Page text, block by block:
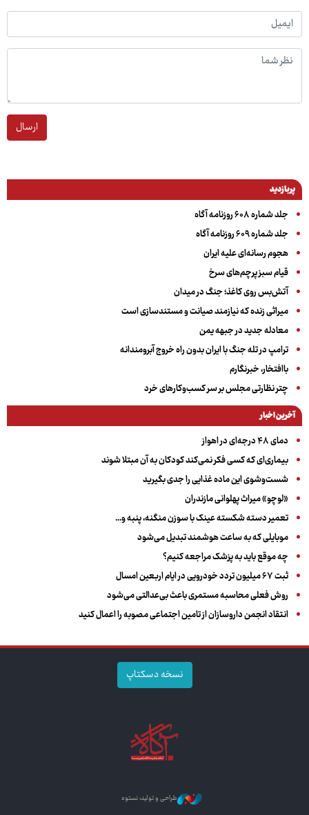
ارسال
پربازدید
جلد شماره ۶۰۸ روزنامه آگاه
جلد شماره ۶۰۹ روزنامه آگاه
هجوم رسانه‌ای علیه ایران
قیام سبز پرچم‌های سرخ
آتش‌بس روی کاغذ؛ جنگ در میدان
میراثی زنده که نیازمند صیانت و مستندسازی است
معادله جدید در جبهه یمن
ترامپ در تله جنگ با ایران بدون راه خروج آبرومندانه
باافتخار، خبرنگارم
چتر نظارتی مجلس بر سر کسب‌وکارهای خرد
آخرین اخبار
دمای ۴۸ درجه‌ای در اهواز
بیماری‌ای که کسی فکر نمی‌کند کودکان به آن مبتلا شوند
شست‌وشوی این ماده غذایی را جدی بگیرید
«لوچو» میراث پهلوانی مازندران
تعمیر دسته شکسته عینک با سوزن منگنه، پنبه و...
موبایلی که به ساعت هوشمند تبدیل می‌شود
چه موقع باید به پزشک مراجعه کنیم؟
ثبت ۶۷ میلیون تردد خودرویی در ایام اربعین امسال
روش فعلی محاسبه مستمری باعث بی‌عدالتی می‌شود
انتقاد انجمن داروسازان از تامین اجتماعی مصوبه را اعمال کنید
نسخه دسکتاپ
طراحی و تولید: نستوه